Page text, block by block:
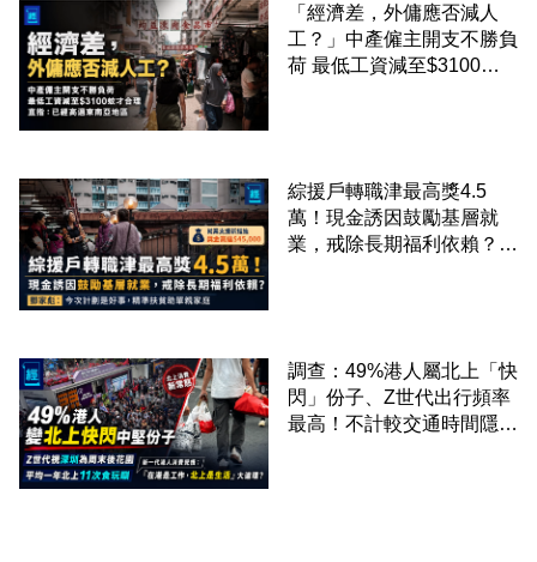
「經濟差，外傭應否減人
工？」中產僱主開支不勝負
荷 最低工資減至$3100蚊
綜援戶轉職津最高獎4.5
萬！現金誘因鼓勵基層就
業，戒除長期福利依賴？鄧
調查：49%港人屬北上「快
閃」份子、Z世代出行頻率
最高！不計較交通時間隱形